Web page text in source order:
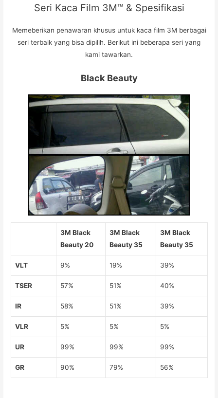
Seri Kaca Film 3M™ & Spesifikasi
Memeberikan penawaran khusus untuk kaca film 3M berbagai
seri terbaik yang bisa dipilih. Berikut ini beberapa seri yang
kami tawarkan.
Black Beauty
3M Black
Beauty 20
3M Black
Beauty 35
3M Black
Beauty 35
VLT 9% 19% 39%
TSER 57% 51% 40%
IR 58% 51% 39%
VLR 5% 5% 5%
UR 99% 99% 99%
GR 90% 79% 56%